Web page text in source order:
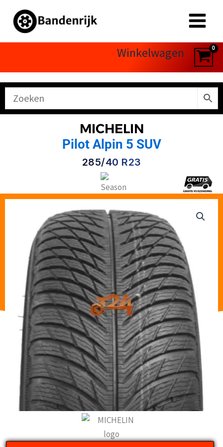
naar
Winkelwagen
MICHELIN
Pilot Alpin 5 SUV
285/40 R23